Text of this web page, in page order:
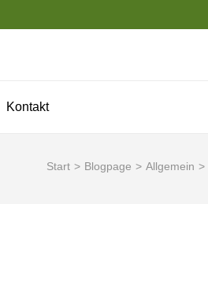
Kontakt
Start > Blogpage > Allgemein >